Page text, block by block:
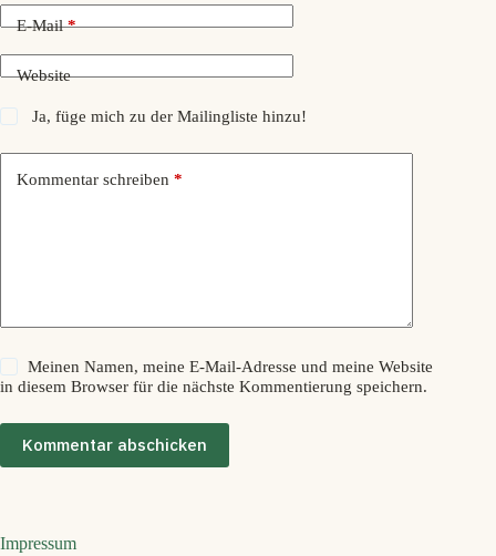
E-Mail*
Website
Ja, füge mich zu der Mailingliste hinzu!
Kommentar schreiben *
Meinen Namen, meine E-Mail-Adresse und meine Website
in diesem Browser für die nächste Kommentierung speichern.
Kommentar abschicken
Impressum